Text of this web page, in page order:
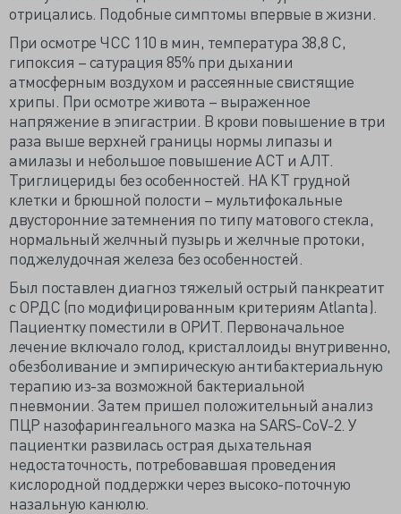
отрицались. Подобные симптомы впервые в жизни.
При осмотре ЧСС 110 в мин, температура 38,8 С,
гипоксия – сатурация 85% при дыхании
атмосферным воздухом и рассеянные свистящие
хрипы. При осмотре живота – выраженное
напряжение в эпигастрии. В крови повышение в три
раза выше верхней границы нормы липазы и
амилазы и небольшое повышение АСТ и АЛТ.
Триглицериды без особенностей. НА КТ грудной
клетки и брюшной полости – мультифокальные
двусторонние затемнения по типу матового стекла,
нормальный желчный пузырь и желчные протоки,
поджелудочная железа без особенностей.
Был поставлен диагноз тяжелый острый панкреатит
с ОРДС (по модифицированным критериям Atlanta).
Пациентку поместили в ОРИТ. Первоначальное
лечение включало голод, кристаллоиды внутривенно,
обезболивание и эмпирическую антибактериальную
терапию из-за возможной бактериальной
пневмонии. Затем пришел положительный анализ
ПЦР назофарингеального мазка на SARS-CoV-2. У
пациентки развилась острая дыхательная
недостаточность, потребовавшая проведения
кислородной поддержки через высоко-поточную
назальную канюлю.